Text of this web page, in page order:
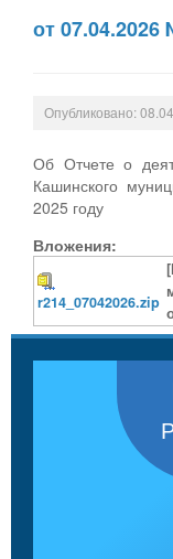
от 07.04.2026
Опубликовано:
Об Отчете о
Кашинского
2025 году
Вложения:
r214_07042026.zip